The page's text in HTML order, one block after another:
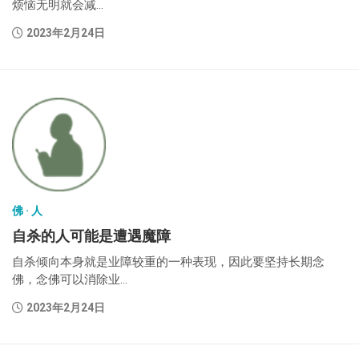
烦恼无明就会减...
2023年2月24日
佛 · 人
自杀的人可能是遭遇魔障
自杀倾向本身就是业障较重的一种表现，因此要坚持长期念
佛，念佛可以消除业...
2023年2月24日